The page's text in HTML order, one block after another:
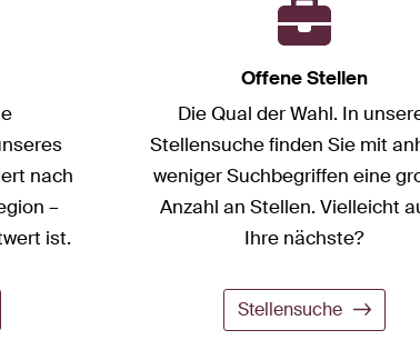
nach
–
ist.
Offene Stellen
Die Qual der Wahl. In
Stellensuche finden Sie mit
weniger Suchbegriffen eine
Anzahl an Stellen. Vielleicht
Ihre nächste?
Stellensuche